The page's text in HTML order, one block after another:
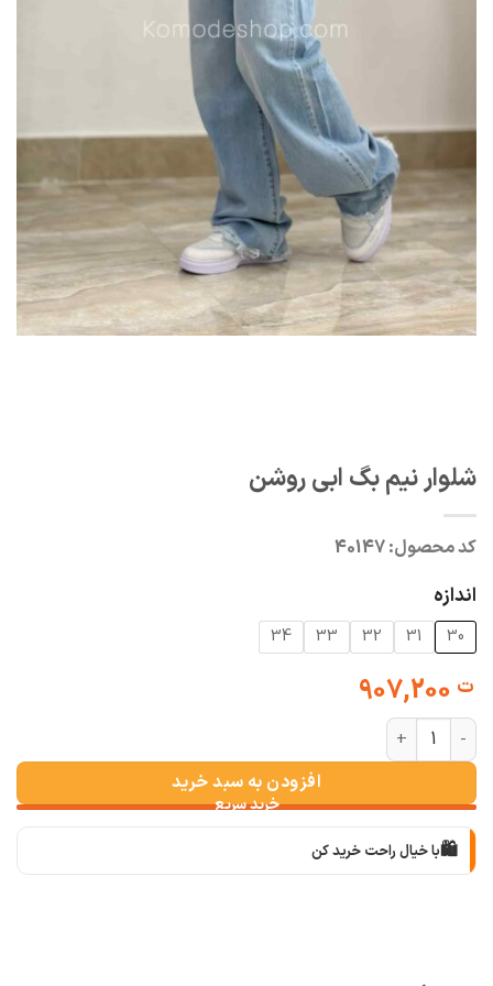
شلوار نیم بگ ابی روشن
کد محصول:40147
اندازه
30
31
32
33
34
ت907,200
شلوار نیم بگ ابی روشن عدد
افزودن به سبد خرید
🛍️با خیال راحت خرید کن